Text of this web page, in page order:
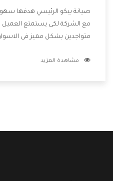
صيانة بيكو الرئيسي هدفها
مع الشركة لكى يستمتع العميل
متواجدين بشكل مميز فى
الشركة بها والتى تكون منها
مشاهدة المزيد